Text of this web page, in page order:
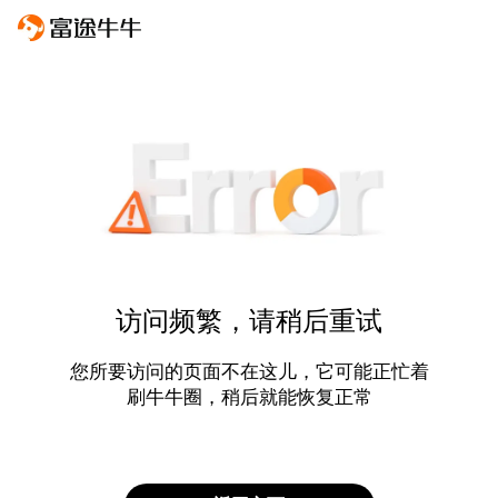
访问频繁，请稍后重试
您所要访问的页面不在这儿，它可能正忙着
刷牛牛圈，稍后就能恢复正常